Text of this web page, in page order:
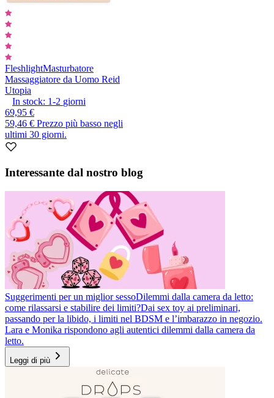
FleshlightMasturbatore
Massaggiatore da Uomo Reid
Utopia
In stock: 1-2 giorni
69,95 €
59,46 € Prezzo più basso negli
ultimi 30 giorni.
Interessante dal nostro blog
Suggerimenti per un miglior sessoDilemmi dalla camera da letto:
come rilassarsi e stabilire dei limiti?Dai sex toy ai preliminari,
passando per la libido, i limiti nel BDSM e l’imbarazzo in negozio.
Lara e Monika rispondono agli autentici dilemmi dalla camera da
letto.
Leggi di più